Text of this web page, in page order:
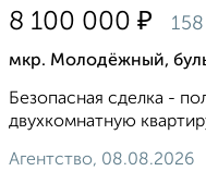
8 100 000 ₽
мкр. Молодёжный,
Безопасная сделка -
двухкомнатную
Агентство, 08.08.2026